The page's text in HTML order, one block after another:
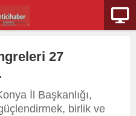
27
İl Başkanlığı,
birlik ve